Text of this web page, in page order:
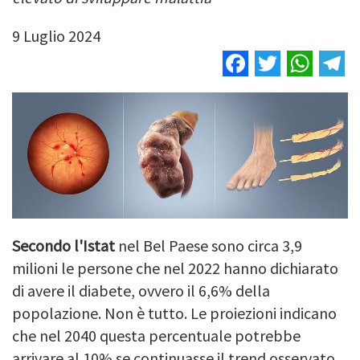
9 Luglio 2024
Facebook
Twitter
Secondo l'Istat nel Bel Paese sono circa 3,9
milioni le persone che nel 2022 hanno dichiarato
di avere il diabete, ovvero il 6,6% della
popolazione. Non è tutto. Le proiezioni indicano
che nel 2040 questa percentuale potrebbe